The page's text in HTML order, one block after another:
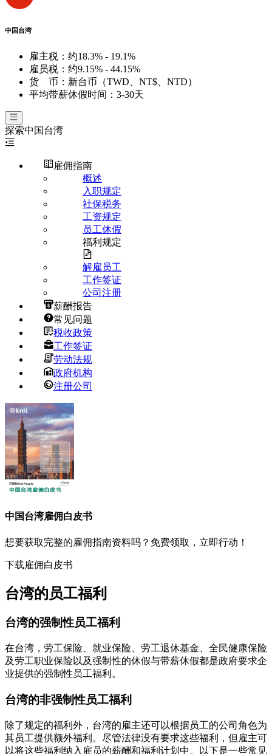
中国台湾
雇主税： 约18.3% - 19.1%
雇员税： 约9.15% - 44.15%
货 币： 新台币（TWD、NT$、NTD）
平均带薪休假时间： 3-30天
探索中国台湾
雇佣指南
概述
入职规定
社保税务
工资规定
员工休假
福利规定
解雇员工
工作签证
公司注册
薪酬报告
常见问题
税收政策
工作签证
劳动法规
政府机构
注册公司
中国台湾雇佣白皮书
想要获取完整的雇佣指南资料吗？免费领取，立即行动！
下载雇佣白皮书
台湾的员工福利
台湾的强制性员工福利
在台湾，劳工保险、就业保险、劳工退休基金、全民健康保险
及劳工职业保险以及强制性的休假与带薪休假都是政府要求企
业提供的强制性员工福利。
台湾的非强制性员工福利
除了规定的福利外，台湾的雇主还可以根据员工的公司角色为
其员工提供额外福利。尽管法律没有要求这些福利，但雇主可
以将这些福利纳入雇员的薪酬和福利计划中。以下是一些常见